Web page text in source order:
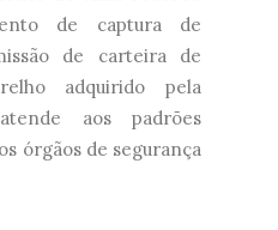
de captura de
de carteira de
adquirido pela
aos padrões
órgãos de segurança